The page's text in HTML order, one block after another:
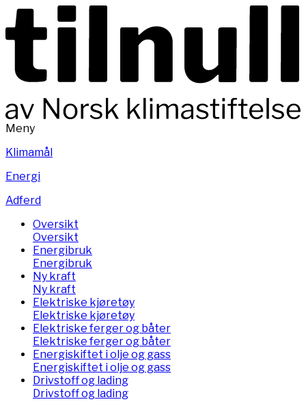
Meny
Klimamål
Energi
Adferd
Oversikt
Oversikt
Energibruk
Energibruk
Ny kraft
Ny kraft
Elektriske kjøretøy
Elektriske kjøretøy
Elektriske ferger og båter
Elektriske ferger og båter
Energiskiftet i olje og gass
Energiskiftet i olje og gass
Drivstoff og lading
Drivstoff og lading